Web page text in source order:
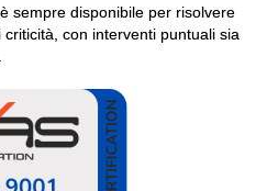
sempre disponibile per risolvere
con interventi puntuali sia